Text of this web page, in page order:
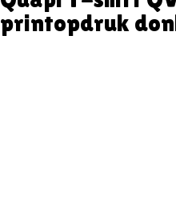
printopdruk